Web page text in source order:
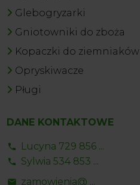
Glebogryzarki
Gniotowniki do zboża
Kopaczki do ziemniaków
Opryskiwacze
Pługi
DANE KONTAKTOWE
Lucyna 729 856 ...
Sylwia 534 853 ...
zamowienia@ ...